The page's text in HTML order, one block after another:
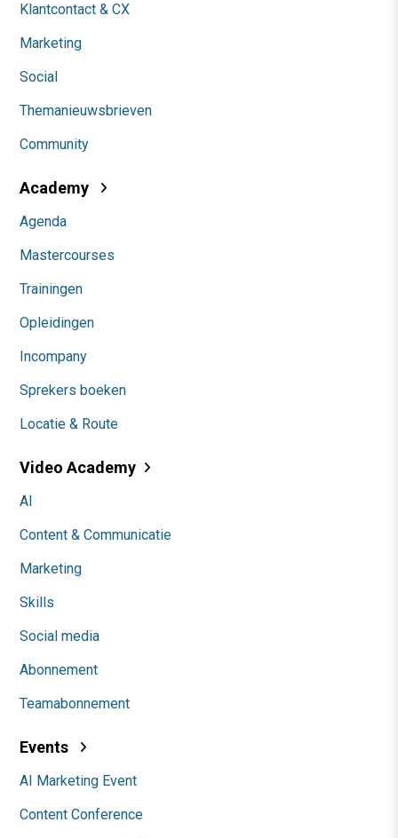
Klantcontact & CX
Marketing
Social
Themanieuwsbrieven
Community
Academy
Agenda
Mastercourses
Trainingen
Opleidingen
Incompany
Sprekers boeken
Locatie & Route
Video Academy
AI
Content & Communicatie
Marketing
Skills
Social media
Abonnement
Teamabonnement
Events
AI Marketing Event
Content Conference